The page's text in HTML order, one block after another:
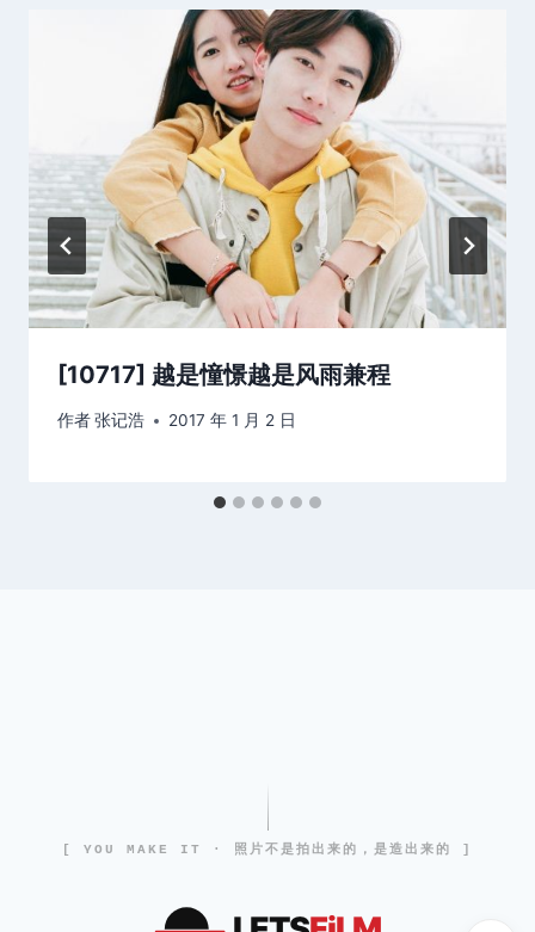
[10717] 越是憧憬越是风雨兼程
作者张记浩 2017 年 1 月 2 日
[ YOU MAKE IT · 照片不是拍出来的，是造出来的 ]